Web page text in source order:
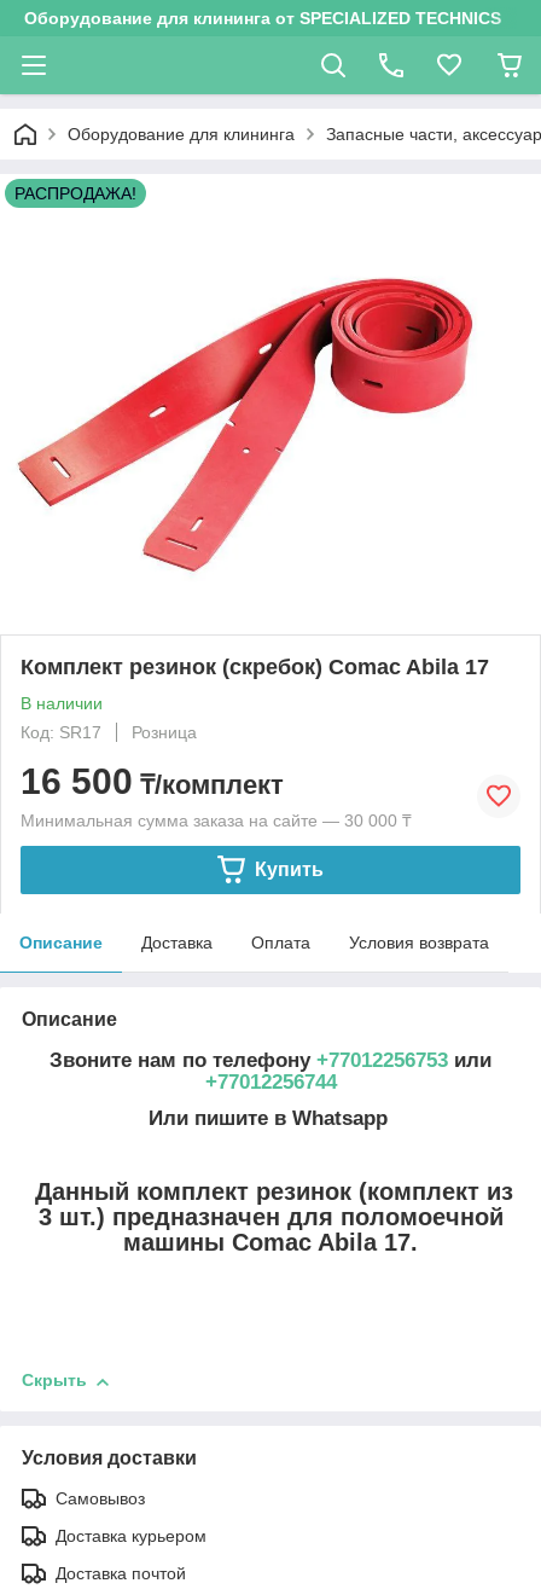
Оборудование для клининга от SPECIALIZED TECHNICS
Оборудование для клининга Запасные части,
РАСПРОДАЖА!
Комплект резинок (скребок) Comac Abila 17
В наличии
Код: SR17
Розница
16 500 ₸/комплект
Минимальная сумма заказа на сайте — 30 000 ₸
Купить
Описание Доставка Оплата Условия возврата
Описание
Звоните нам по телефону +77012256753 или
+77012256744
Или пишите в Whatsapp
Данный комплект резинок (комплект из
3 шт.) предназначен для поломоечной
машины Comac Abila 17.
Скрыть
Условия доставки
Самовывоз
Доставка курьером
Доставка почтой